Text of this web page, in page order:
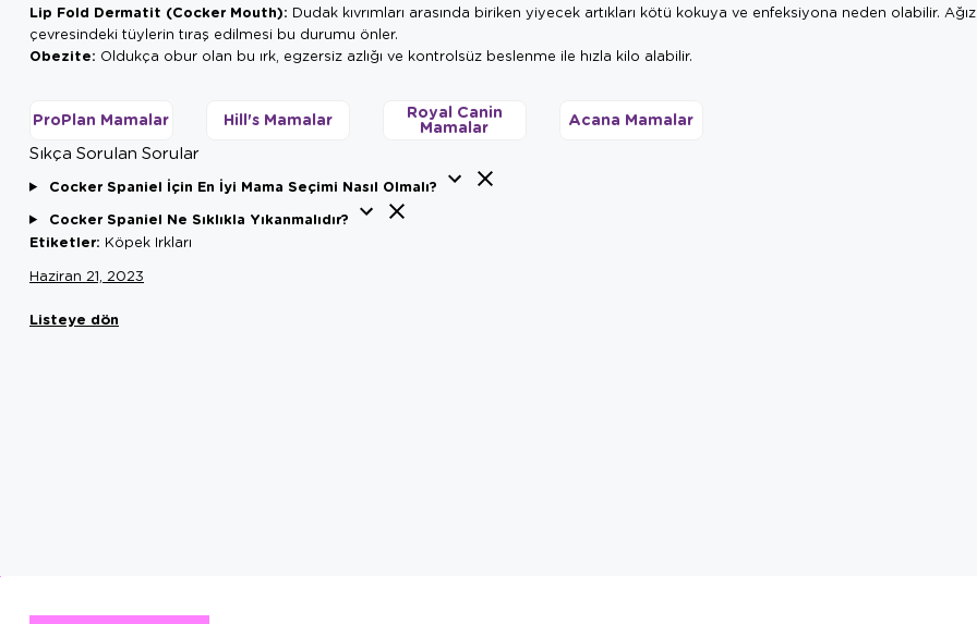
Lip Fold Dermatit (Cocker Mouth): Dudak kıvrımları arasında biriken yiyecek artıkları kötü kokuya ve enfeksiyona neden olabilir. Ağız
çevresindeki tüylerin tıraş edilmesi bu durumu önler.
Obezite: Oldukça obur olan bu ırk, egzersiz azlığı ve kontrolsüz beslenme ile hızla kilo alabilir.
ProPlan Mamalar Hill's Mamalar Royal Canin
Mamalar Acana Mamalar
Sıkça Sorulan Sorular
Cocker Spaniel İçin En İyi Mama Seçimi Nasıl Olmalı?
Cocker Spaniel Ne Sıklıkla Yıkanmalıdır?
Etiketler: Köpek Irkları
Haziran 21, 2023
Listeye dön